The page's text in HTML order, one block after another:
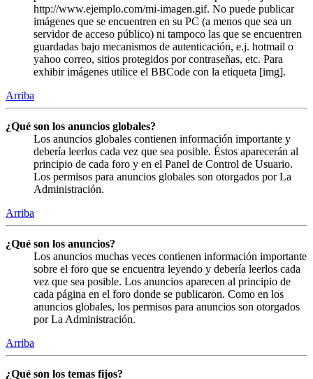
http://www.ejemplo.com/mi-imagen.gif. No puede publicar
imágenes que se encuentren en su PC (a menos que sea un
servidor de acceso público) ni tampoco las que se encuentren
guardadas bajo mecanismos de autenticación, e.j. hotmail o
yahoo correo, sitios protegidos por contraseñas, etc. Para
exhibir imágenes utilice el BBCode con la etiqueta [img].
Arriba
¿Qué son los anuncios globales?
Los anuncios globales contienen información importante y
debería leerlos cada vez que sea posible. Éstos aparecerán al
principio de cada foro y en el Panel de Control de Usuario.
Los permisos para anuncios globales son otorgados por La
Administración.
Arriba
¿Qué son los anuncios?
Los anuncios muchas veces contienen información importante
sobre el foro que se encuentra leyendo y debería leerlos cada
vez que sea posible. Los anuncios aparecen al principio de
cada página en el foro donde se publicaron. Como en los
anuncios globales, los permisos para anuncios son otorgados
por La Administración.
Arriba
¿Qué son los temas fijos?